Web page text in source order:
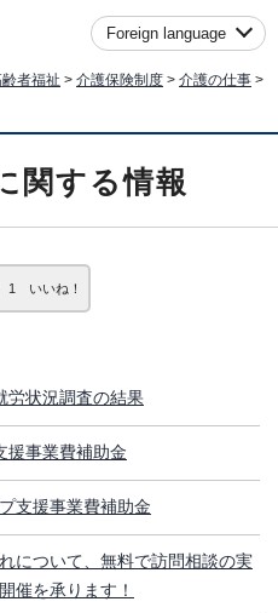
Foreign language
者福祉 > 介護保険制度 > 介護の仕事 >
関する情報
1 いいね！
労状況調査の結果
援事業費補助金
支援事業費補助金
について、無料で訪問相談の実
催を承ります！